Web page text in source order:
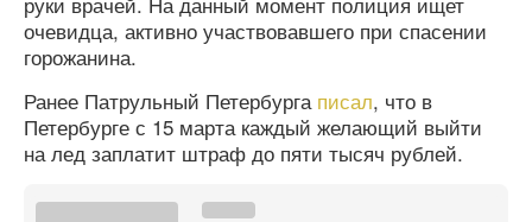
очевидца, активно участвовавшего при спасении
горожанина.
Ранее Патрульный Петербурга писал, что в
Петербурге с 15 марта каждый желающий выйти
на лед заплатит штраф до пяти тысяч рублей.